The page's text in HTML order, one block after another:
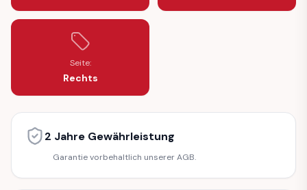
Seite:
Rechts
2 Jahre Gewährleistung
Garantie vorbehaltlich unserer AGB.